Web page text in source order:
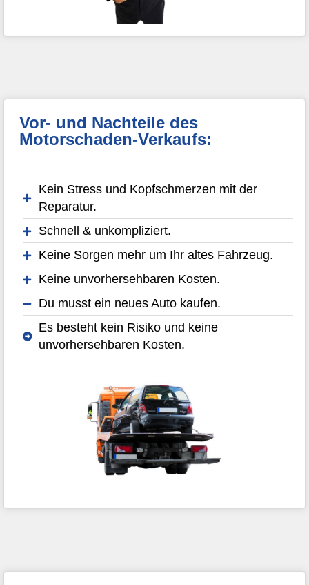
Vor- und Nachteile des
Motorschaden-Verkaufs:
Kein Stress und Kopfschmerzen mit der
Reparatur.
Schnell & unkompliziert.
Keine Sorgen mehr um Ihr altes Fahrzeug.
Keine unvorhersehbaren Kosten.
Du musst ein neues Auto kaufen.
Es besteht kein Risiko und keine
unvorhersehbaren Kosten.